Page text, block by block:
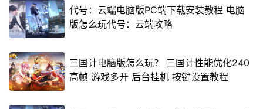
代号：云端电脑版PC端下载安装教程 电脑
版怎么玩代号：云端攻略
三国计电脑版怎么玩？ 三国计性能优化240
高帧 游戏多开 后台挂机 按键设置教程